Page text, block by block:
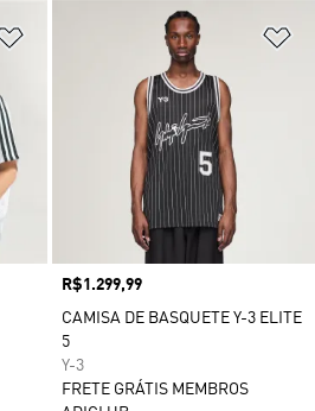
Adicionar à Lista de Desejos
Preço
R$1.299,99
CAMISA DE BASQUETE Y-3 ELITE
5
Y-3
FRETE GRÁTIS MEMBROS